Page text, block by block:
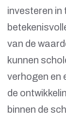
investeren
van de
kunnen
verhogen en
de
binnen de